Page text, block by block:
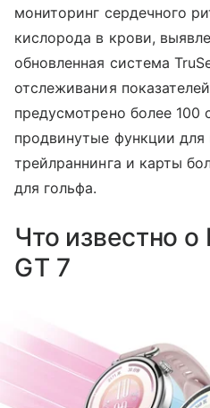
мониторинг сердечного
кислорода в крови,
обновленная система
отслеживания
предусмотрено более
продвинутые функции для
трейлраннинга и карты
для гольфа.
Что известно
GT 7